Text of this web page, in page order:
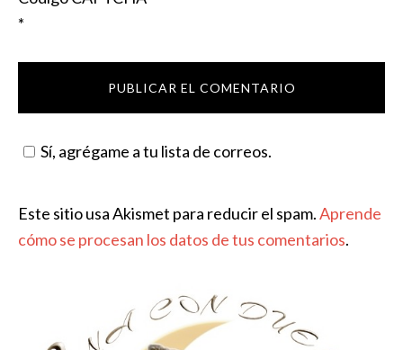
*
Sí, agrégame a tu lista de correos.
Este sitio usa Akismet para reducir el spam.Aprende
cómo se procesan los datos de tus comentarios.